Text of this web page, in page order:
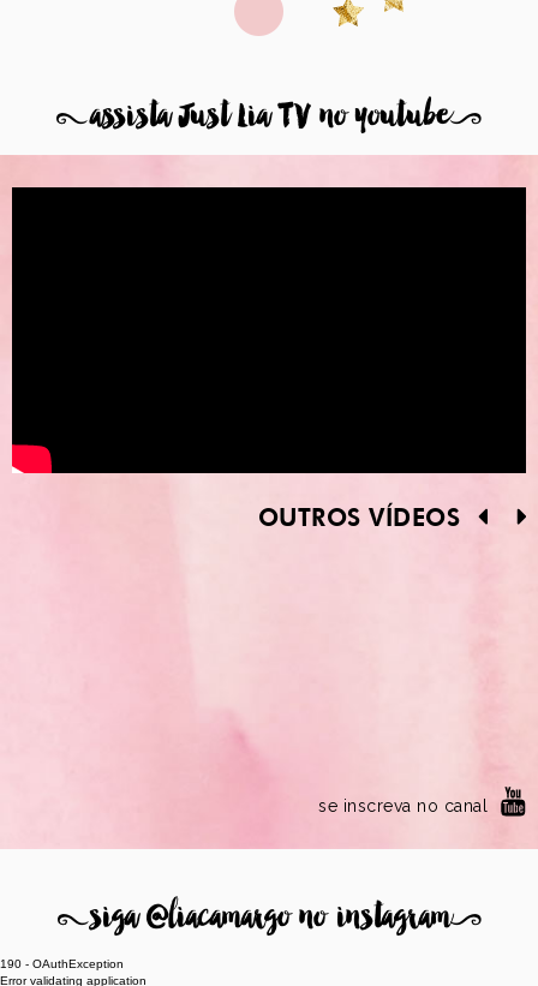
8assista Just Lia TV no youtube9
OUTROS VÍDEOS
se inscreva no canal
8siga @liacamargo no instagram9
190 - OAuthException
Error validating application